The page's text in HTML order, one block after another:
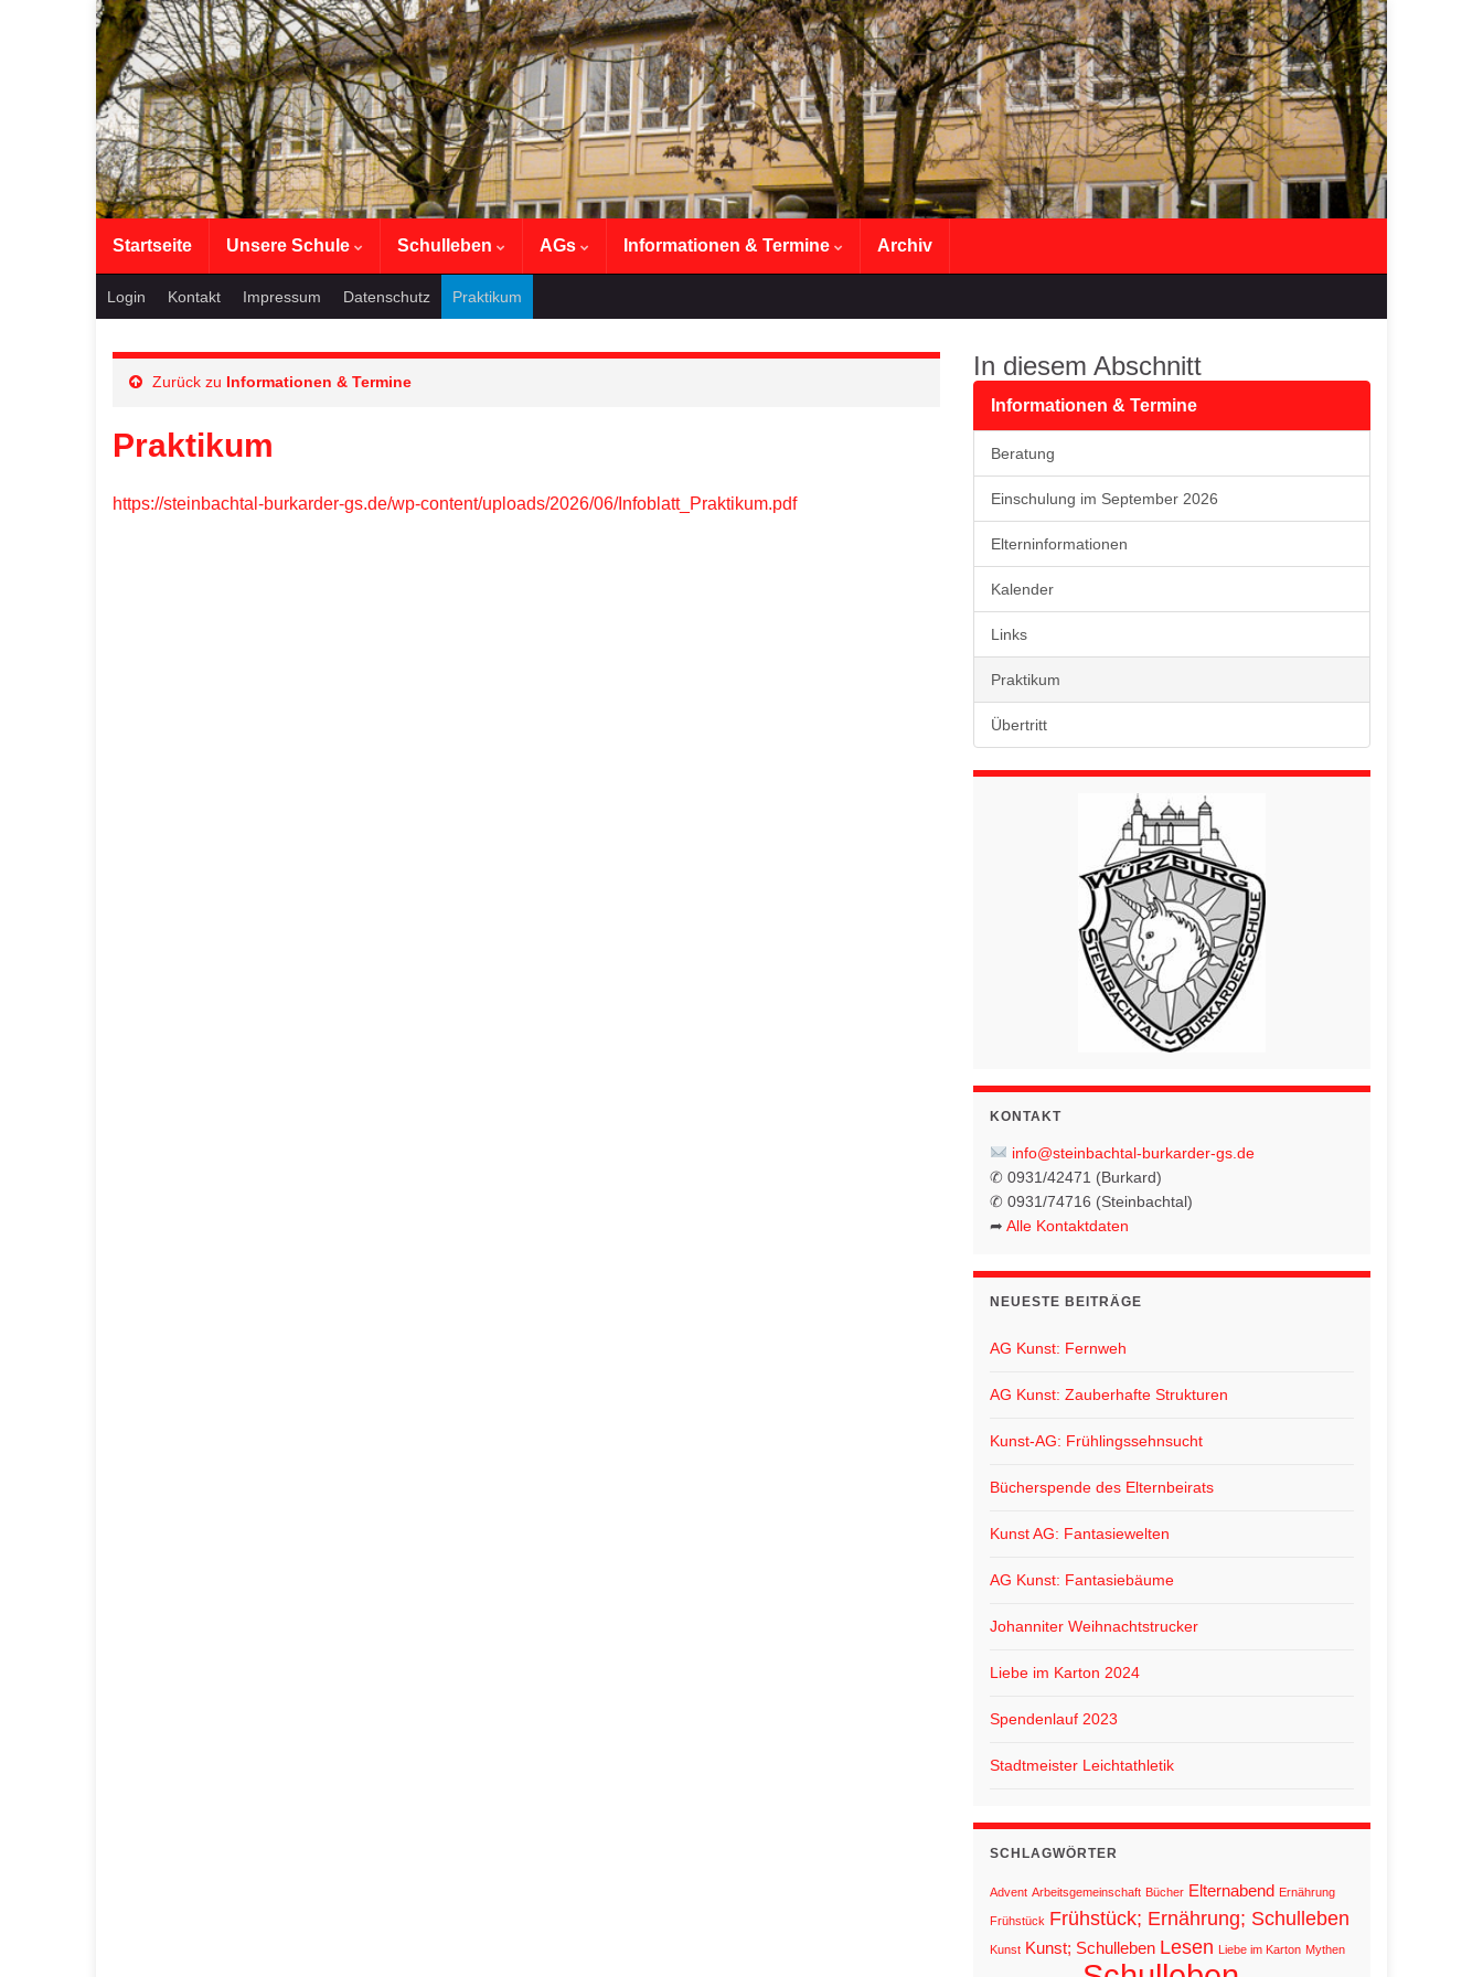
Startseite Unsere Schule Schulleben AGs Informationen & Termine Archiv
Login Kontakt Impressum Datenschutz Praktikum
Zurück zu Informationen & Termine
Praktikum
https://steinbachtal-burkarder-gs.de/wp-content/uploads/2026/06/Infoblatt_Praktikum.pdf
In diesem Abschnitt
Informationen & Termine
Beratung
Einschulung im September 2026
Elterninformationen
Kalender
Links
Praktikum
Übertritt
KONTAKT
info@steinbachtal-burkarder-gs.de
✆ 0931/42471 (Burkard)
✆ 0931/74716 (Steinbachtal)
➦ Alle Kontaktdaten
NEUESTE BEITRÄGE
AG Kunst: Fernweh
AG Kunst: Zauberhafte Strukturen
Kunst-AG: Frühlingssehnsucht
Bücherspende des Elternbeirats
Kunst AG: Fantasiewelten
AG Kunst: Fantasiebäume
Johanniter Weihnachtstrucker
Liebe im Karton 2024
Spendenlauf 2023
Stadtmeister Leichtathletik
SCHLAGWÖRTER
Advent Arbeitsgemeinschaft Bücher Elternabend Ernährung
Frühstück Frühstück; Ernährung; Schulleben
Kunst Kunst; Schulleben Lesen Liebe im Karton Mythen